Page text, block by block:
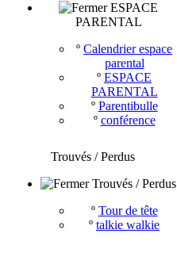
ESPACE
PARENTAL
º Calendrier espace
parental
º ESPACE
PARENTAL
º Parentibulle
º conférence
Trouvés / Perdus
Trouvés / Perdus
º Tour de tête
º talkie walkie